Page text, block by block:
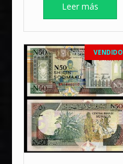
Leer más
VENDIDO